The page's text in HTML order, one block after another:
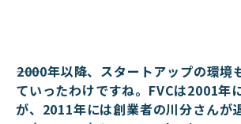
――2000年以降、スタートアップの環境
ていったわけですね。FVCは2001年
が、2011年には創業者の川分さんが